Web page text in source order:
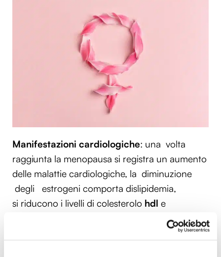
Manifestazioni cardiologiche: una volta
raggiunta la menopausa si registra un aumento
delle malattie cardiologiche, la diminuzione
degli
estrogeni comporta dislipidemia,
si riducono i livelli di colesterolo hdl e
aumentano i valori dell’apolipoproteina,
aumentano i trigliceridi e la glicemia. Il 32%